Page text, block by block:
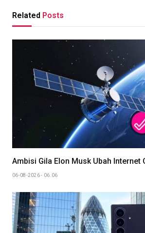
Related Posts
Ambisi Gila Elon Musk Ubah Internet
06-08-2026 - 06.06